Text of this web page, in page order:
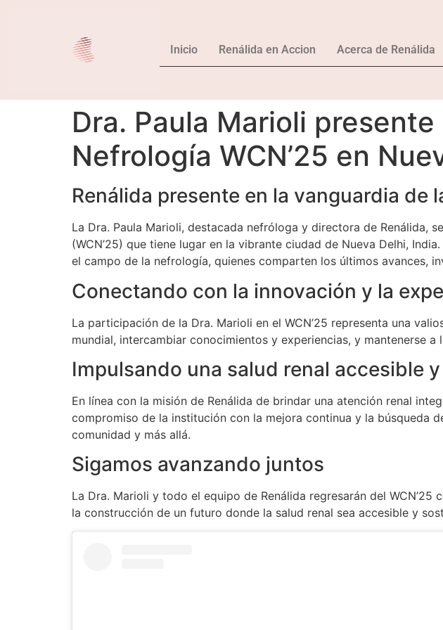
Inicio Renálida en Accion Acerca de Renálida
Dra. Paula Marioli
Nefrología WCN’25 en
Renálida presente en la vanguardia de
La Dra. Paula Marioli, destacada nefróloga y directora de Renálida,
(WCN’25) que tiene lugar en la vibrante ciudad de Nueva Delhi,
el campo de la nefrología, quienes comparten los últimos avances,
Conectando con la innovación y la
La participación de la Dra. Marioli en el WCN’25 representa una
mundial, intercambiar conocimientos y experiencias, y mantenerse
Impulsando una salud renal accesible
En línea con la misión de Renálida de brindar una atención renal
compromiso de la institución con la mejora continua y la búsqueda
comunidad y más allá.
Sigamos avanzando juntos
La Dra. Marioli y todo el equipo de Renálida regresarán del
la construcción de un futuro donde la salud renal sea accesible y